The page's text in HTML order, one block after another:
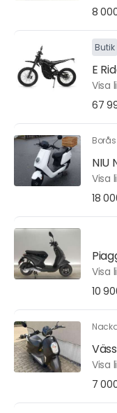
8
Butik
E
Visa
67
Borås
NIU
Visa
18
Visa
10
Visa
7